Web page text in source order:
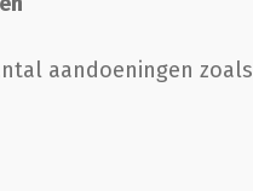
aandoeningen